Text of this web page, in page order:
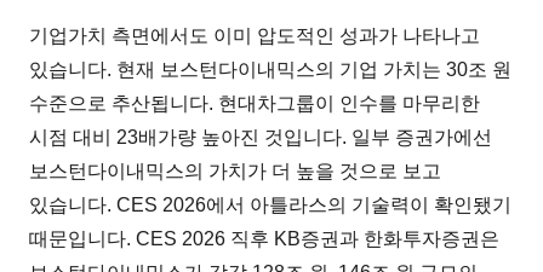
기업가치 측면에서도 이미 압도적인 성과가 나타나고
있습니다. 현재 보스턴다이내믹스의 기업 가치는 30조 원
수준으로 추산됩니다. 현대차그룹이 인수를 마무리한
시점 대비 23배가량 높아진 것입니다. 일부 증권가에선
보스턴다이내믹스의 가치가 더 높을 것으로 보고
있습니다. CES 2026에서 아틀라스의 기술력이 확인됐기
때문입니다. CES 2026 직후 KB증권과 한화투자증권은